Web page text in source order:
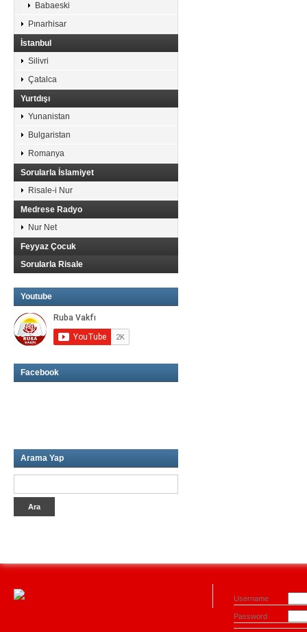
Babaeski
Pınarhisar
İstanbul
Silivri
Çatalca
Yurtdışı
Yunanistan
Bulgaristan
Romanya
Sorularla İslamiyet
Risale-i Nur
Medrese Radyo
Nur Net
Feyyaz Çocuk
Sorularla Risale
Youtube
Facebook
Arama Yap
Username
Password